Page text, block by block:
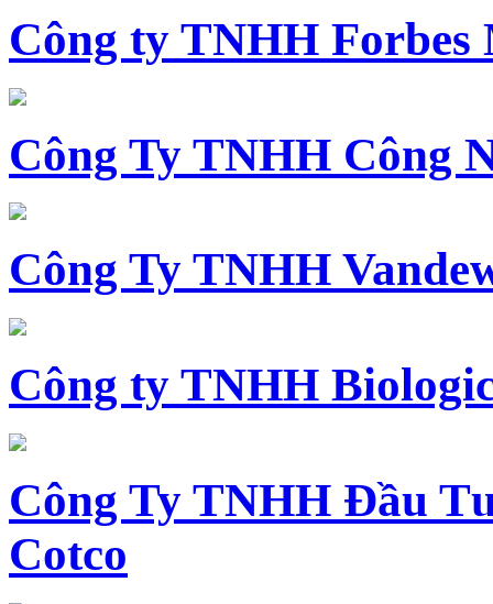
Công ty TNHH
Công Ty TNHH Công
Công Ty TNHH
Công ty TNHH
Công Ty TNHH Đầu
Cotco